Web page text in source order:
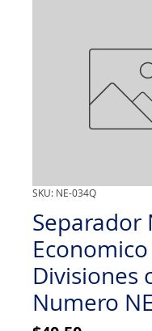
SKU: NE-034Q
Separador
Divisiones
Numero